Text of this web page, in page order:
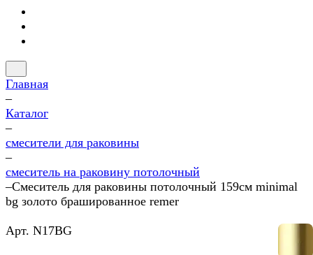
Главная
–
Каталог
–
смесители для раковины
–
смеситель на раковину потолочный
–Смеситель для раковины потолочный 159см minimal
bg золото брашированное remer
Арт. N17BG